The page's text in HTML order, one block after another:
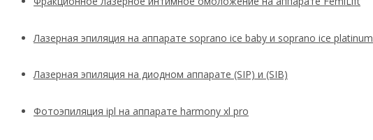
Лазерная эпиляция на аппарате soprano ice baby и soprano ice platinum
Лазерная эпиляция на диодном аппарате (SIP) и (SIB)
Фотоэпиляция ipl на аппарате harmony xl pro